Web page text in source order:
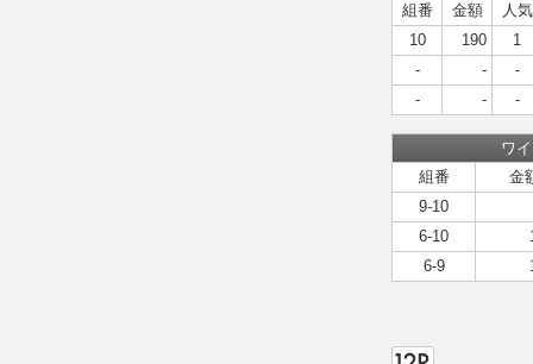
組番
金額
人気
10
190
1
-
-
-
-
- -
ワ
組番
金
9-10
6-10
6-9